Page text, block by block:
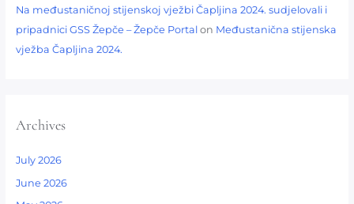
Na međustaničnoj stijenskoj vježbi Čapljina 2024. sudjelovali i
pripadnici GSS Žepče – Žepče Portal on Međustanična stijenska
vježba Čapljina 2024.
Archives
July 2026
June 2026